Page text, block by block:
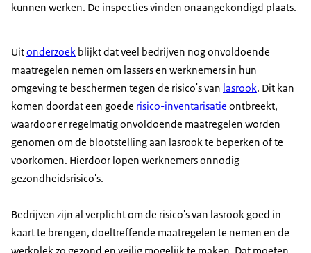
kunnen werken. De inspecties vinden onaangekondigd plaats.
Uitonderzoek blijkt dat veel bedrijven nog onvoldoende
maatregelen nemen om lassers en werknemers in hun
omgeving te beschermen tegen de risico's van lasrook. Dit kan
komen doordat een goede risico-inventarisatie ontbreekt,
waardoor er regelmatig onvoldoende maatregelen worden
genomen om de blootstelling aan lasrook te beperken of te
voorkomen. Hierdoor lopen werknemers onnodig
gezondheidsrisico's.
Bedrijven zijn al verplicht om de risico's van lasrook goed in
kaart te brengen, doeltreffende maatregelen te nemen en de